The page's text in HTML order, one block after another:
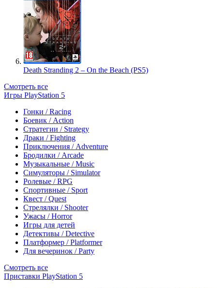
Death Stranding 2 – On the Beach (PS5)
Смотреть все
Игры PlayStation 5
Гонки / Racing
Боевик / Action
Стратегии / Strategy
Драки / Fighting
Приключения / Adventure
Бродилки / Arcade
Музыкальные / Music
Симуляторы / Simulator
Ролевые / RPG
Спортивные / Sport
Квест / Quest
Стрелялки / Shooter
Ужасы / Horror
Игры для детей
Детективы / Detective
Платформер / Platformer
Для вечеринок / Party
Смотреть все
Приставки PlayStation 5